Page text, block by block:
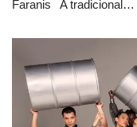
Faranis A tradicional…